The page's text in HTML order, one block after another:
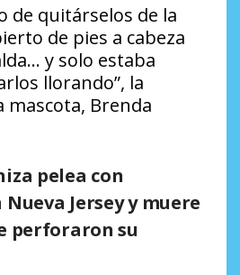
de quitárselos de la
de pies a cabeza
y solo estaba
llorando”, la
Brenda
pelea con
Jersey y muere
perforaron su